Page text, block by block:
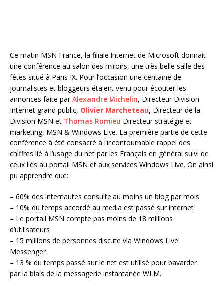
Ce matin MSN France, la filiale Internet de Microsoft donnait
une conférence au salon des miroirs, une très belle salle des
fêtes situé à Paris IX. Pour l’occasion une centaine de
journalistes et bloggeurs étaient venu pour écouter les
annonces faite parAlexandre Michelin, Directeur Division
Internet grand public, Olivier Marcheteau, Directeur de la
Division MSN et Thomas Romieu Directeur stratégie et
marketing, MSN & Windows Live. La première partie de cette
conférence à été consacré à l’incontournable rappel des
chiffres lié à l’usage du net par les Français en général suivi de
ceux liés au portail MSN et aux services Windows Live. On ainsi
pu apprendre que:
– 60% des internautes consulte au moins un blog par mois
– 10% du temps accordé au media est passé sur internet
– Le portail MSN compte pas moins de 18 millions
d’utilisateurs
– 15 millions de personnes discute via Windows Live
Messenger
– 13 % du temps passé sur le net est utilisé pour bavarder
par la biais de la messagerie instantanée WLM.